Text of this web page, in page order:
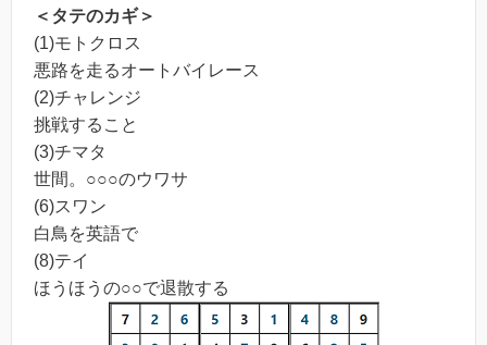
＜タテのカギ＞
(1)モトクロス
悪路を走るオートバイレース
(2)チャレンジ
挑戦すること
(3)チマタ
世間。○○○のウワサ
(6)スワン
白鳥を英語で
(8)テイ
ほうほうの○○で退散する